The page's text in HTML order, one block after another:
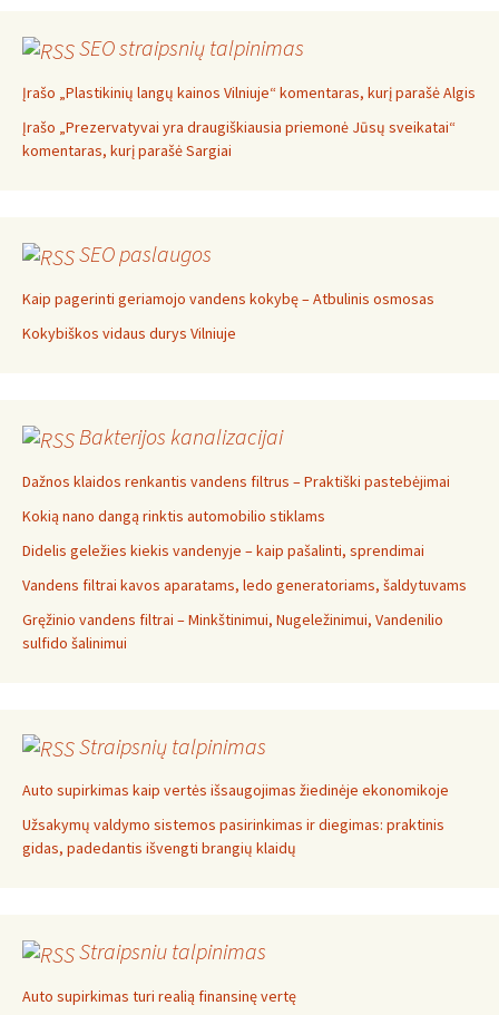
SEO straipsnių talpinimas
Įrašo „Plastikinių langų kainos Vilniuje“ komentaras, kurį parašė Algis
Įrašo „Prezervatyvai yra draugiškiausia priemonė Jūsų sveikatai“
komentaras, kurį parašė Sargiai
SEO paslaugos
Kaip pagerinti geriamojo vandens kokybę – Atbulinis osmosas
Kokybiškos vidaus durys Vilniuje
Bakterijos kanalizacijai
Dažnos klaidos renkantis vandens filtrus – Praktiški pastebėjimai
Kokią nano dangą rinktis automobilio stiklams
Didelis geležies kiekis vandenyje – kaip pašalinti, sprendimai
Vandens filtrai kavos aparatams, ledo generatoriams, šaldytuvams
Gręžinio vandens filtrai – Minkštinimui, Nugeležinimui, Vandenilio
sulfido šalinimui
Straipsnių talpinimas
Auto supirkimas kaip vertės išsaugojimas žiedinėje ekonomikoje
Užsakymų valdymo sistemos pasirinkimas ir diegimas: praktinis
gidas, padedantis išvengti brangių klaidų
Straipsniu talpinimas
Auto supirkimas turi realią finansinę vertę